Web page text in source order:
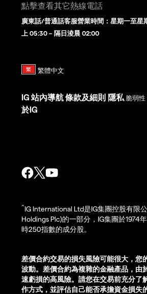
點擊查看其它熱線電話
廣東話/普通話客服營業時間：星期一至星
上 05:30 – 隔日淩晨 02:00
IG 站內導航條款及細則 隱私 脆弱性
於IG
^IG International Ltd是IG集團控股有限
Holdings Plc)的一部分，IG集團於1974
時250指數的成分股。
差價合約交易的損失風險可能很大，您
波動。差價合約為複雜的金融產品，由
速虧損的高風險。請您在交易前充分了
作方式，並評估自己能否承擔資金損失